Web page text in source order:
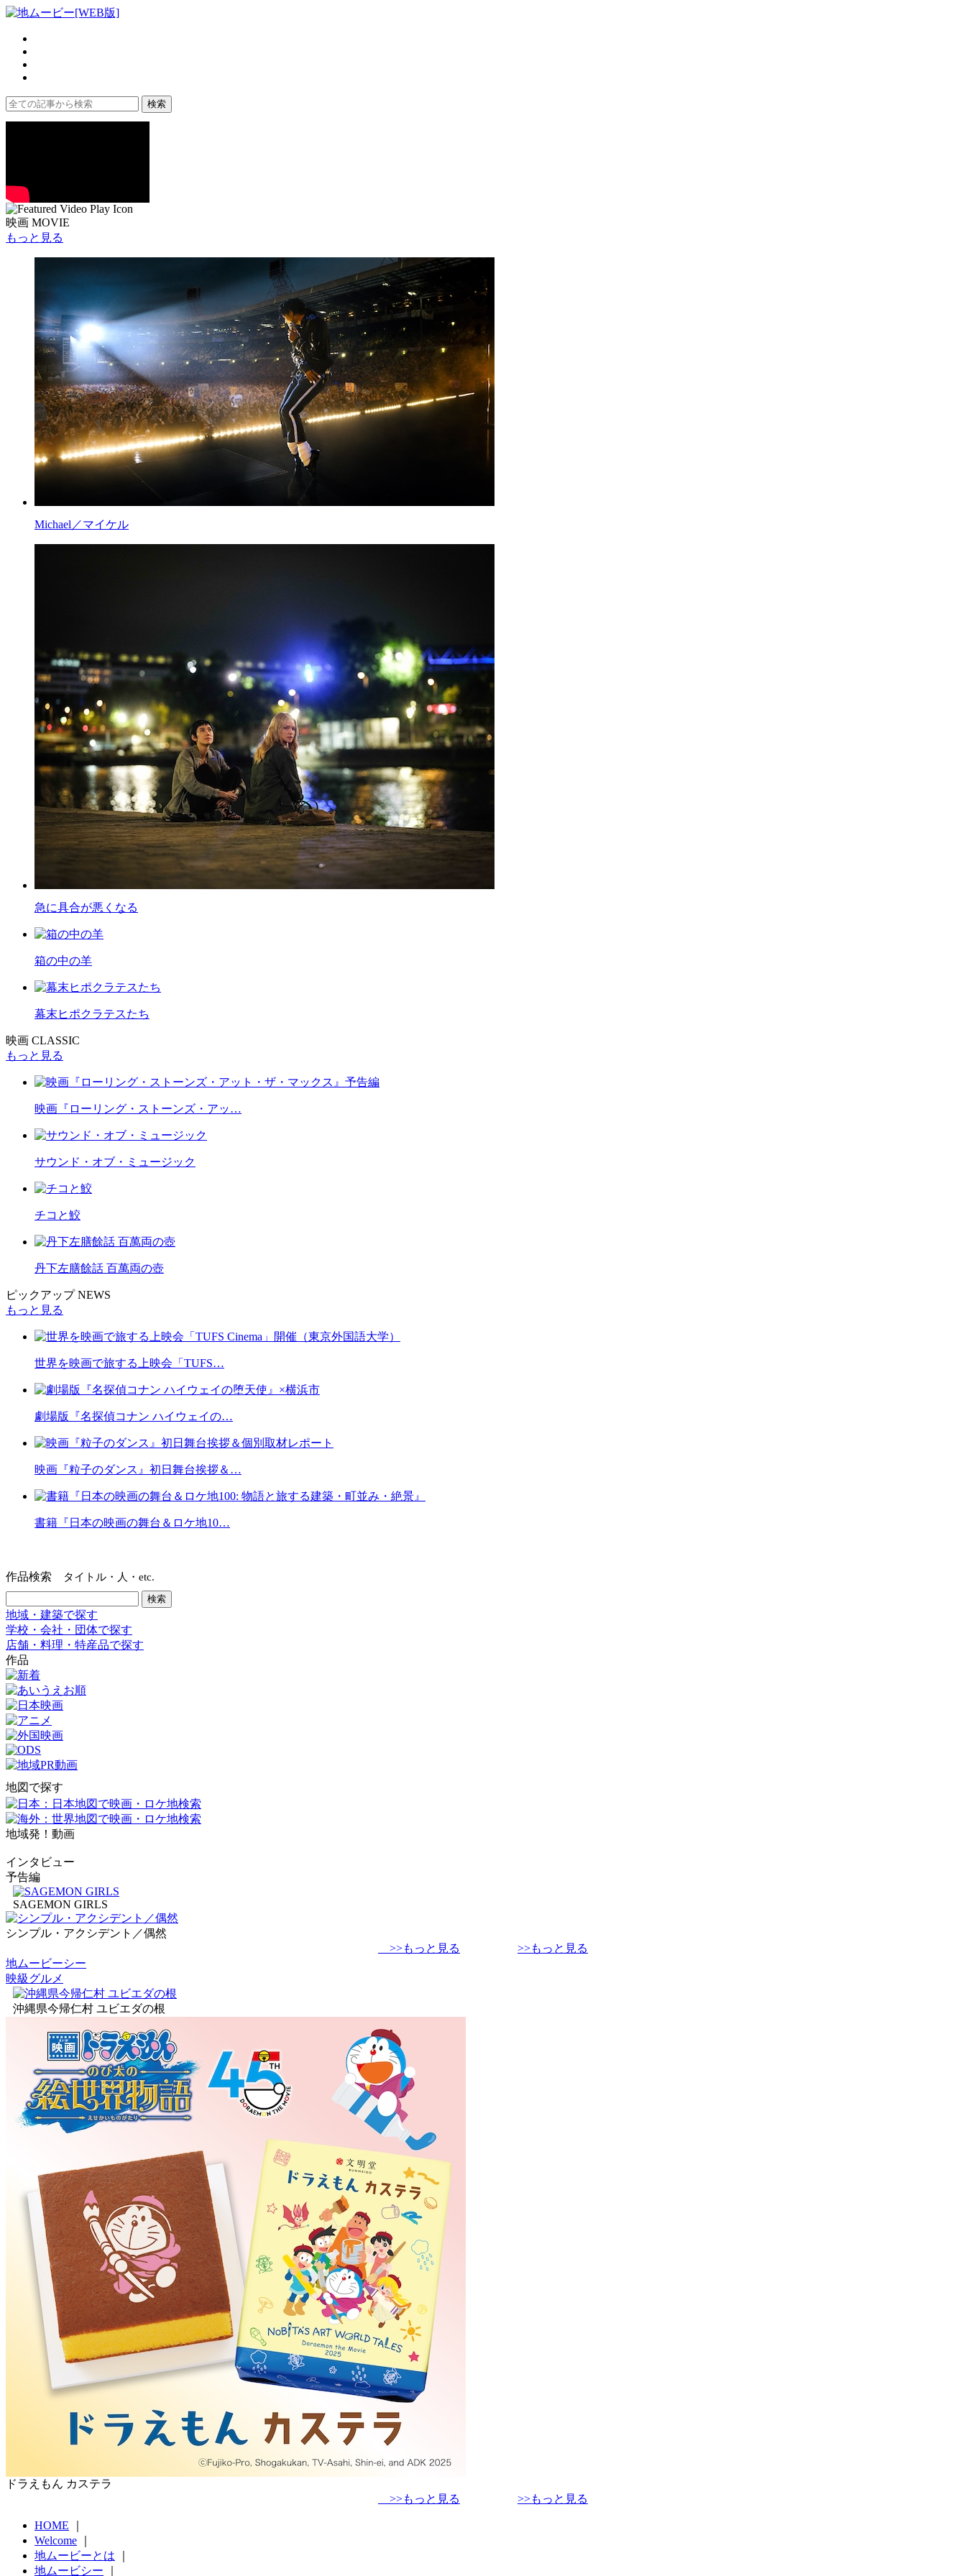
映画 MOVIE
もっと見る
Michael／マイケル
急に具合が悪くなる
箱の中の羊
幕末ヒポクラテスたち
映画 CLASSIC
もっと見る
映画『ローリング・ストーンズ・アッ…
サウンド・オブ・ミュージック
チコと鮫
丹下左膳餘話 百萬両の壺
ピックアップ NEWS
もっと見る
世界を映画で旅する上映会「TUFS…
劇場版『名探偵コナン ハイウェイの…
映画『粒子のダンス』初日舞台挨拶＆…
書籍『日本の映画の舞台＆ロケ地10…
作品検索 タイトル・人・etc.
地域・建築で探す
学校・会社・団体で探す
店舗・料理・特産品で探す
作品
地図で探す
地域発！動画
インタビュー
予告編
SAGEMON GIRLS
シンプル・アクシデント／偶然
>>もっと見る
>>もっと見る
地ムービーシー
映級グルメ
沖縄県今帰仁村 ユビエダの根
ドラえもん カステラ
>>もっと見る
>>もっと見る
HOME
Welcome
地ムービーとは
地ムービシー